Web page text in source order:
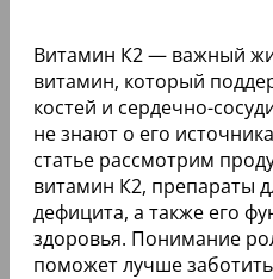
Витамин К2 — важный
витамин, который
костей и сердечно-
не знают о его
статье рассмотрим
витамин К2, препараты
дефицита, а также его
здоровья. Понимание
поможет лучше